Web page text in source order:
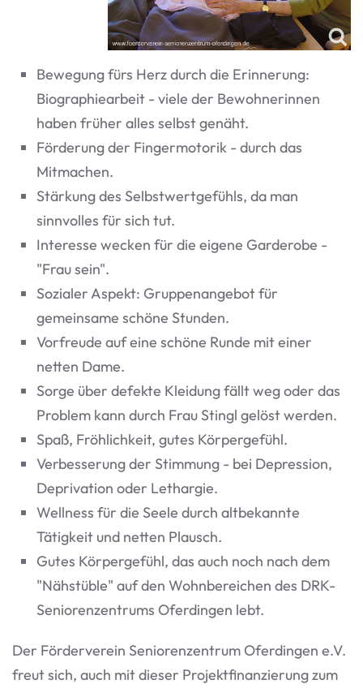
Bewegung fürs Herz durch die Erinnerung:
Biographiearbeit - viele der Bewohnerinnen
haben früher alles selbst genäht.
Förderung der Fingermotorik - durch das
Mitmachen.
Stärkung des Selbstwertgefühls, da man
sinnvolles für sich tut.
Interesse wecken für die eigene Garderobe -
"Frau sein".
Sozialer Aspekt: Gruppenangebot für
gemeinsame schöne Stunden.
Vorfreude auf eine schöne Runde mit einer
netten Dame.
Sorge über defekte Kleidung fällt weg oder das
Problem kann durch Frau Stingl gelöst werden.
Spaß, Fröhlichkeit, gutes Körpergefühl.
Verbesserung der Stimmung - bei Depression,
Deprivation oder Lethargie.
Wellness für die Seele durch altbekannte
Tätigkeit und netten Plausch.
Gutes Körpergefühl, das auch noch nach dem
"Nähstüble" auf den Wohnbereichen des DRK-
Seniorenzentrums Oferdingen lebt.
Der Förderverein Seniorenzentrum Oferdingen e.V.
freut sich, auch mit dieser Projektfinanzierung zum